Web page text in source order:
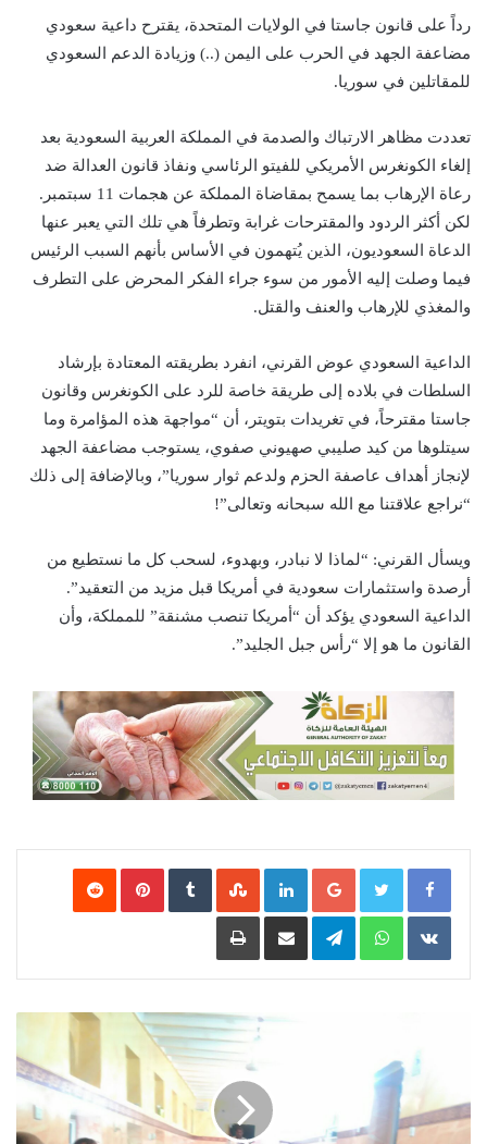
رداً على قانون جاستا في الولايات المتحدة، يقترح داعية سعودي
مضاعفة الجهد في الحرب على اليمن (..) وزيادة الدعم السعودي
للمقاتلين في سوريا.
تعددت مظاهر الارتباك والصدمة في المملكة العربية السعودية بعد
إلغاء الكونغرس الأمريكي للفيتو الرئاسي ونفاذ قانون العدالة ضد
رعاة الإرهاب بما يسمح بمقاضاة المملكة عن هجمات 11 سبتمبر.
لكن أكثر الردود والمقترحات غرابة وتطرفاً هي تلك التي يعبر عنها
الدعاة السعوديون، الذين يُتهمون في الأساس بأنهم السبب الرئيس
فيما وصلت إليه الأمور من سوء جراء الفكر المحرض على التطرف
والمغذي للإرهاب والعنف والقتل.
الداعية السعودي عوض القرني، انفرد بطريقته المعتادة بإرشاد
السلطات في بلاده إلى طريقة خاصة للرد على الكونغرس وقانون
جاستا مقترحاً، في تغريدات بتويتر، أن “مواجهة هذه المؤامرة وما
سيتلوها من كيد صليبي صهيوني صفوي، يستوجب مضاعفة الجهد
لإنجاز أهداف عاصفة الحزم ولدعم ثوار سوريا”، وبالإضافة إلى ذلك
“نراجع علاقتنا مع الله سبحانه وتعالى”!
ويسأل القرني: “لماذا لا نبادر، وبهدوء، لسحب كل ما نستطيع من
أرصدة واستثمارات سعودية في أمريكا قبل مزيد من التعقيد”.
الداعية السعودي يؤكد أن “أمريكا تنصب مشنقة” للمملكة، وأن
القانون ما هو إلا “رأس جبل الجليد”.
Google+
LinkedIn
‏StumbleUpon
‏VKontakte
WhatsApp
Telegram مشاركة عبر البريد طباعة